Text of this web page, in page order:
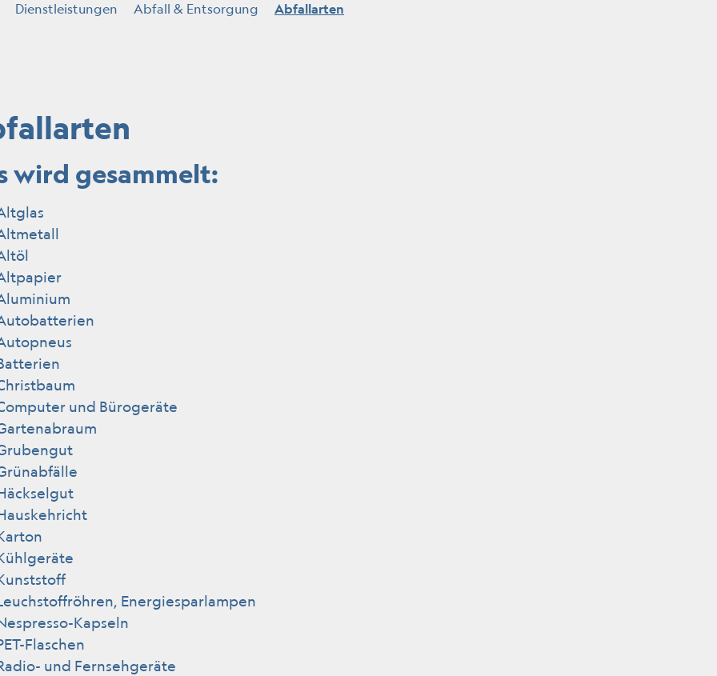
Dienstleistungen Abfall & Entsorgung Abfallarten
wird gesammelt:
und Bürogeräte
Energiesparlampen
Kapseln
Flaschen
und Fernsehgeräte